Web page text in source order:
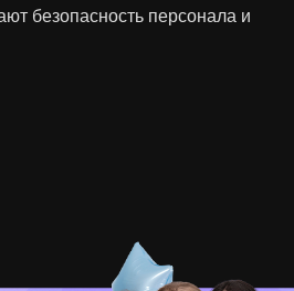
безопасность персонала и